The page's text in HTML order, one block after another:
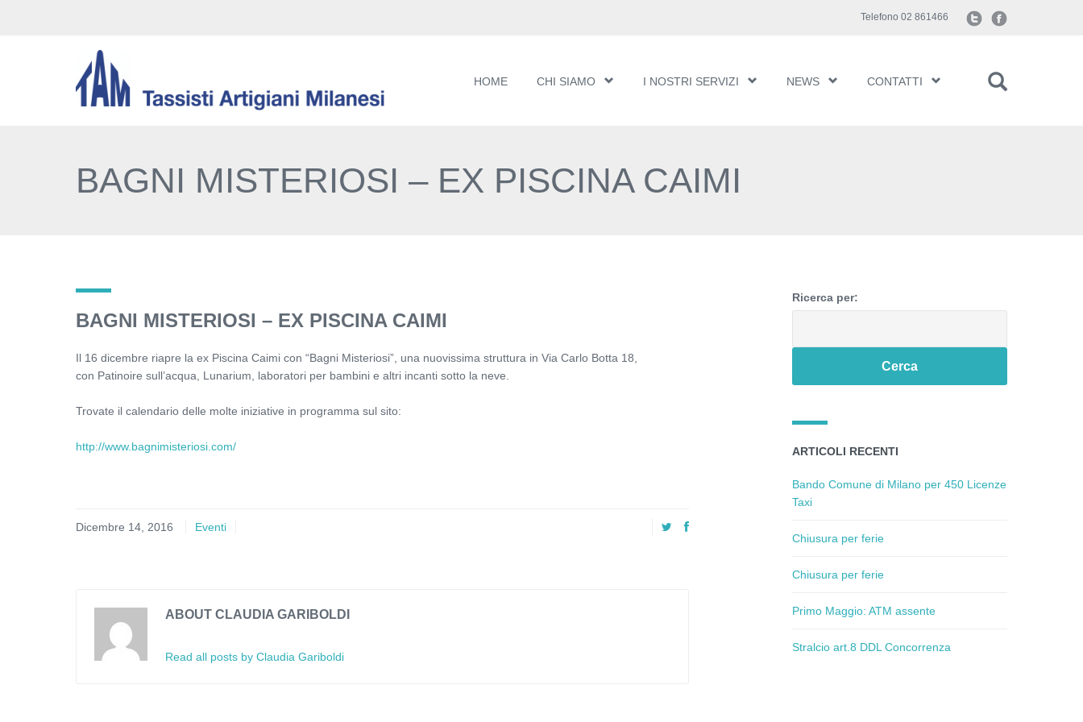
HOME CHI SIAMO I NOSTRI SERVIZI NEWS CONTATTI
Telefono 02 861466
BAGNI MISTERIOSI – EX PISCINA CAIMI
BAGNI MISTERIOSI – EX PISCINA CAIMI
Il 16 dicembre riapre la ex Piscina Caimi con “Bagni Misteriosi”, una nuovissima struttura in Via Carlo Botta 18,
con Patinoire sull’acqua, Lunarium, laboratori per bambini e altri incanti sotto la neve.
Trovate il calendario delle molte iniziative in programma sul sito:
http://www.bagnimisteriosi.com/
Dicembre 14, 2016 Eventi
ABOUT CLAUDIA GARIBOLDI
Read all posts by Claudia Gariboldi
Ricerca per:
ARTICOLI RECENTI
Bando Comune di Milano per 450 Licenze
Taxi
Chiusura per ferie
Chiusura per ferie
Primo Maggio: ATM assente
Stralcio art.8 DDL Concorrenza